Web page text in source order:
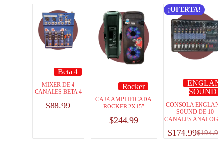
Beta 4
MIXER DE 4
CANALES BETA 4
$88.99
Rocker
CAJA AMPLIFICADA
ROCKER 2X15″
$244.99
¡OFERTA!
SOUND
CONSOLA
SOUND DE 10
CANALES
$
$174.99